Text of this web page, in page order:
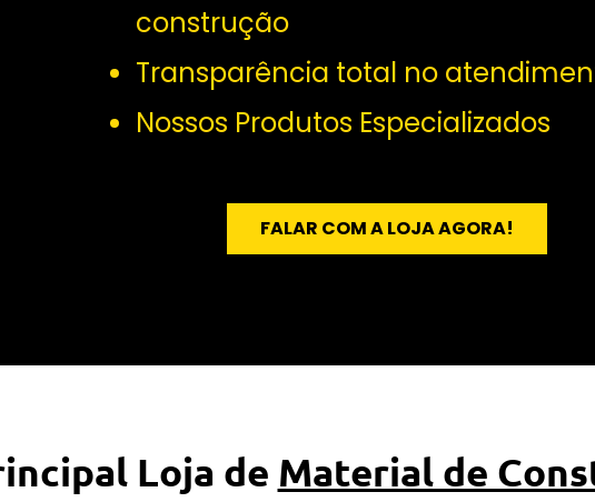
construção
Transparência total no
Nossos Produtos Especializados
FALAR COM A LOJA AGORA!
Loja de Material de